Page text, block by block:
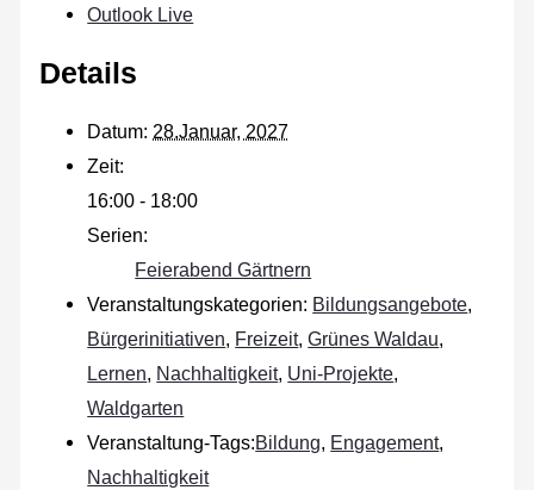
Outlook Live
Details
Datum: 28.Januar, 2027
Zeit:
16:00 - 18:00
Serien:
Feierabend Gärtnern
Veranstaltungskategorien: Bildungsangebote,
Bürgerinitiativen, Freizeit,Grünes Waldau,
Lernen, Nachhaltigkeit, Uni-Projekte,
Waldgarten
Veranstaltung-Tags:Bildung, Engagement,
Nachhaltigkeit